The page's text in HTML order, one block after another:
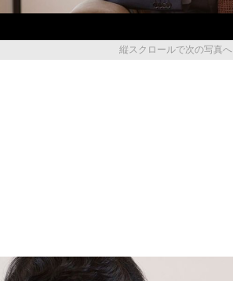
縦スクロールで次の写真へ